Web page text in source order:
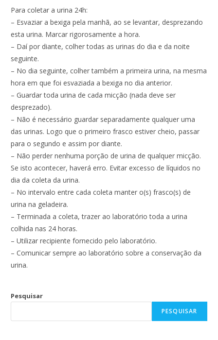
Para coletar a urina 24h:
– Esvaziar a bexiga pela manhã, ao se levantar, desprezando
esta urina. Marcar rigorosamente a hora.
– Daí por diante, colher todas as urinas do dia e da noite
seguinte.
– No dia seguinte, colher também a primeira urina, na mesma
hora em que foi esvaziada a bexiga no dia anterior.
– Guardar toda urina de cada micção (nada deve ser
desprezado).
– Não é necessário guardar separadamente qualquer uma
das urinas. Logo que o primeiro frasco estiver cheio, passar
para o segundo e assim por diante.
– Não perder nenhuma porção de urina de qualquer micção.
Se isto acontecer, haverá erro. Evitar excesso de líquidos no
dia da coleta da urina.
– No intervalo entre cada coleta manter o(s) frasco(s) de
urina na geladeira.
– Terminada a coleta, trazer ao laboratório toda a urina
colhida nas 24 horas.
– Utilizar recipiente fornecido pelo laboratório.
– Comunicar sempre ao laboratório sobre a conservação da
urina.
Pesquisar
PESQUISAR